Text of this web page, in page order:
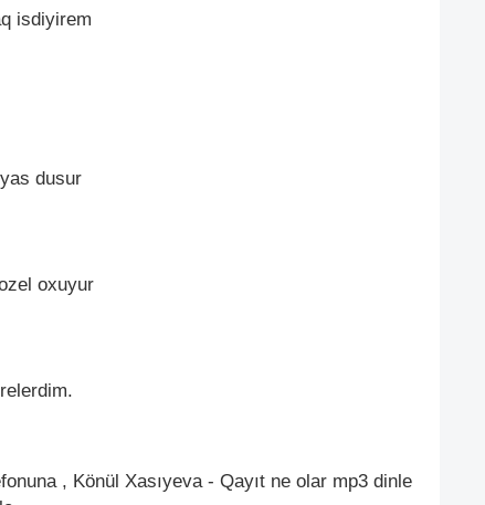
isdiyirem
dusur
oxuyur
, Könül Xasıyeva - Qayıt ne olar mp3 dinle